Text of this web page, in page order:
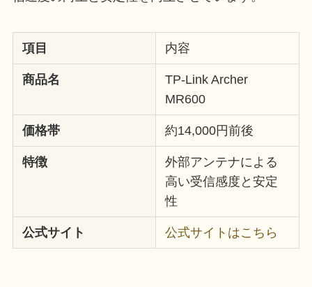
項目 内容
商品名
TP-Link Archer
MR600
価格帯 約14,000円前後
特徴
外部アンテナによる
高い受信感度と安定
性
公式サイト 公式サイトはこちら